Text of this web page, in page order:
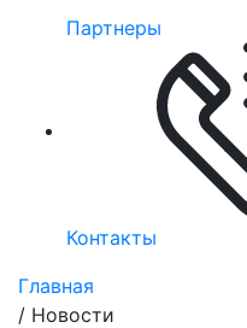
Партнеры
Контакты
Главная
/ Новости